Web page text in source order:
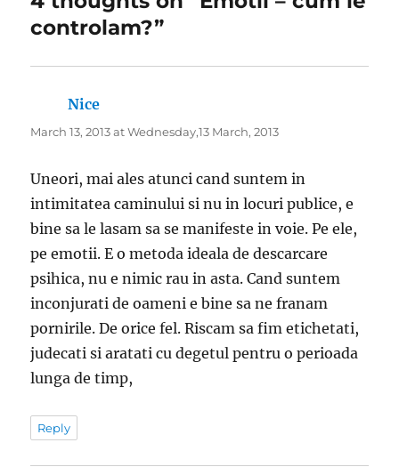
controlam?”
Nice
March 13, 2013 at Wednesday,13 March, 2013
Uneori, mai ales atunci cand suntem in
intimitatea caminului si nu in locuri publice, e
bine sa le lasam sa se manifeste in voie. Pe ele,
pe emotii. E o metoda ideala de descarcare
psihica, nu e nimic rau in asta. Cand suntem
inconjurati de oameni e bine sa ne franam
pornirile. De orice fel. Riscam sa fim etichetati,
judecati si aratati cu degetul pentru o perioada
lunga de timp,
Reply